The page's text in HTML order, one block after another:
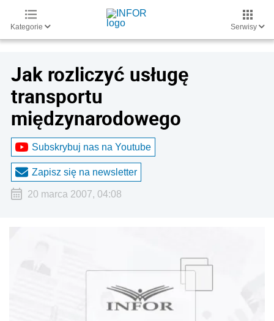
Kategorie Serwisy
Jak rozliczyć usługę
transportu
międzynarodowego
Subskrybuj nas na Youtube
Zapisz się na newsletter
20 marca 2007, 04:08